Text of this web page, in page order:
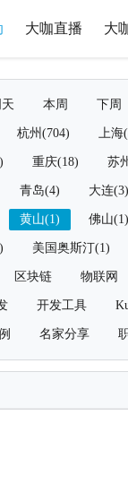
大咖直播 大
本周 下周
杭州(704) 上海
重庆(18) 苏
青岛(4) 大连(3)
黄山(1) 佛山(1)
美国奥斯汀(1)
区块链 物联网
开发工具
名家分享